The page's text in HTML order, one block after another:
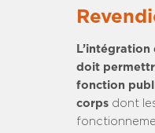
doit
fonction
corps dont